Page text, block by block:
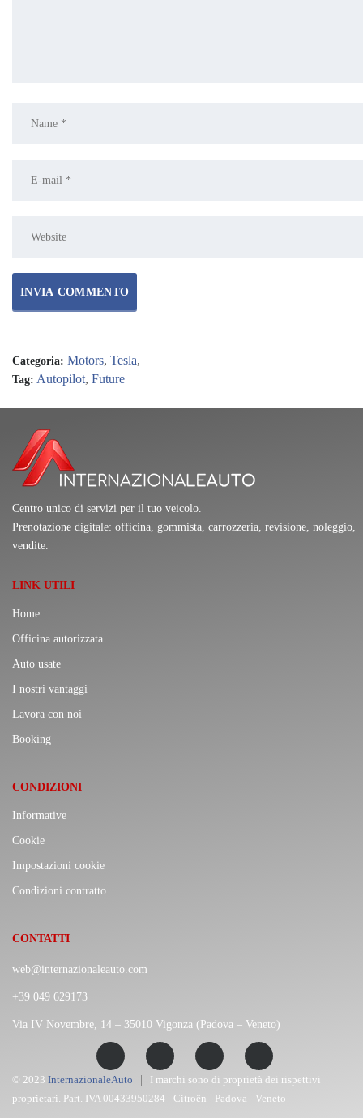
Categoria: Motors, Tesla,
Tag: Autopilot, Future
Centro unico di servizi per il tuo veicolo.
Prenotazione digitale: officina, gommista, carrozzeria, revisione, noleggio,
vendite.
LINK UTILI
Home
Officina autorizzata
Auto usate
I nostri vantaggi
Lavora con noi
Booking
CONDIZIONI
Informative
Cookie
Impostazioni cookie
Condizioni contratto
CONTATTI
web@internazionaleauto.com
+39 049 629173
Via IV Novembre, 14 – 35010 Vigonza (Padova – Veneto)
© 2023 InternazionaleAuto
I marchi sono di proprietà dei rispettivi
proprietari. Part. IVA 00433950284 - Citroën - Padova - Veneto